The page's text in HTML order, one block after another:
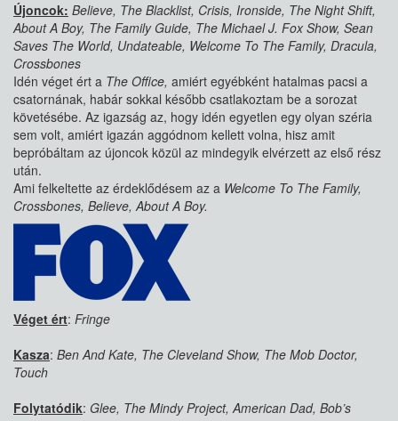
Újoncok: Believe, The Blacklist, Crisis, Ironside, The Night Shift,
About A Boy, The Family Guide, The Michael J. Fox Show, Sean
Saves The World, Undateable, Welcome To The Family, Dracula,
Crossbones
Idén véget ért a The Office, amiért egyébként hatalmas pacsi a
csatornának, habár sokkal később csatlakoztam be a sorozat
követésébe. Az igazság az, hogy idén egyetlen egy olyan széria
sem volt, amiért igazán aggódnom kellett volna, hisz amit
bepróbáltam az újoncok közül az mindegyik elvérzett az első rész
után.
Ami felkeltette az érdeklődésem az a Welcome To The Family,
Crossbones, Believe, About A Boy.
Véget ért: Fringe
Kasza: Ben And Kate, The Cleveland Show, The Mob Doctor,
Touch
Folytatódik: Glee, The Mindy Project, American Dad, Bob’s